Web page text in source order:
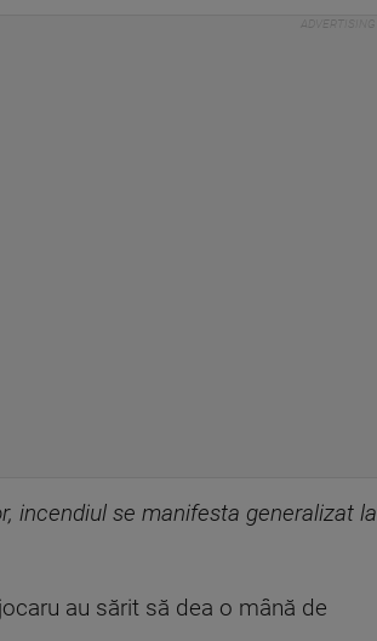
incendiul se manifesta generalizat la
au sărit să dea o mână de